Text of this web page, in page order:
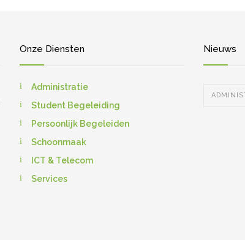
Onze Diensten
Administratie
Student Begeleiding
Persoonlijk Begeleiden
Schoonmaak
ICT & Telecom
Services
Nieuws